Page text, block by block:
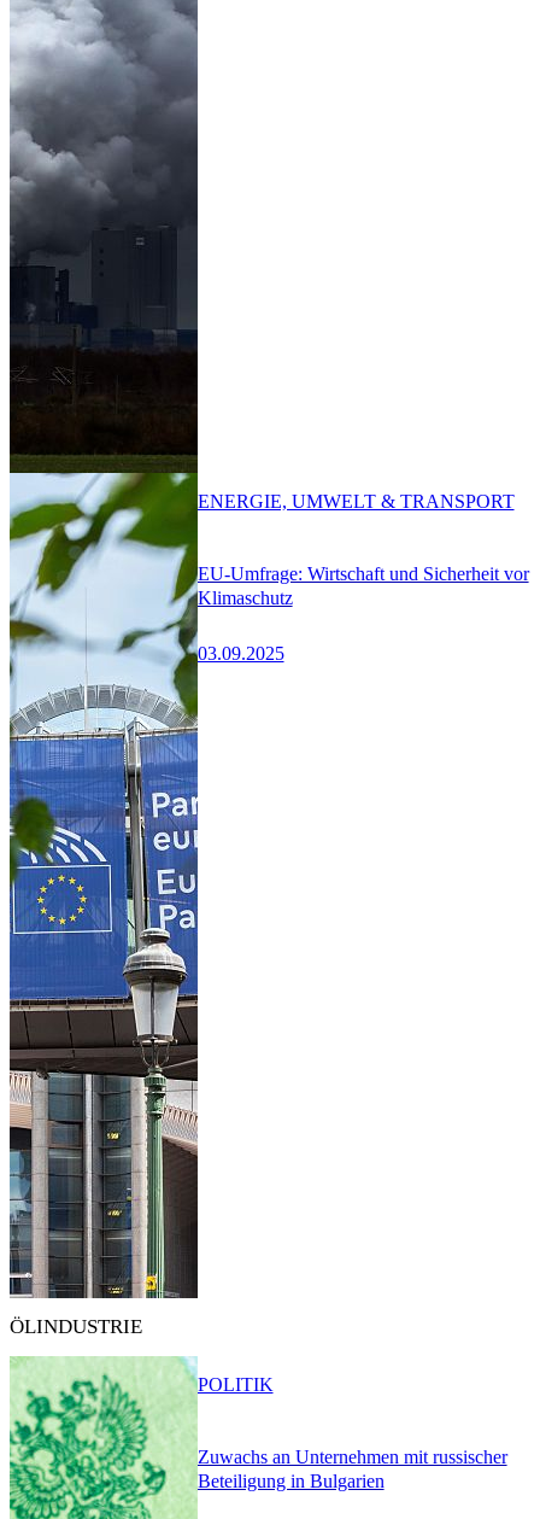
EU-Umfrage: Wirtschaft und Sicherheit vor
Klimaschutz
03.09.2025
ENERGIE, UMWELT & TRANSPORT
ÖLINDUSTRIE
Zuwachs an Unternehmen mit russischer
Beteiligung in Bulgarien
POLITIK